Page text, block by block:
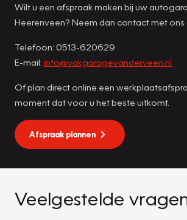
Wilt u een afspraak maken bij uw
Heerenveen? Neem dan contact met ons
Telefoon: 0513-620629
E-mail: info@vakgaragevanderveen.nl
Of plan direct online een
moment dat voor u het beste uitkomt.
Afspraak plannen
Veelgestelde